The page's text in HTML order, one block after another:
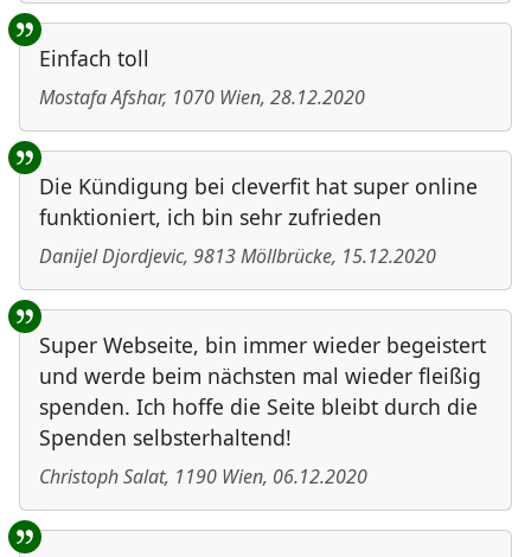
Einfach toll
Mostafa Afshar, 1070 Wien, 28.12.2020
Die Kündigung bei cleverfit hat super online
funktioniert, ich bin sehr zufrieden
Danijel Djordjevic, 9813Möllbrücke, 15.12.2020
Super Webseite, bin immer wieder begeistert
und werde beim nächsten mal wieder fleißig
spenden. Ich hoffe die Seite bleibt durch die
Spenden selbsterhaltend!
Christoph Salat, 1190 Wien, 06.12.2020